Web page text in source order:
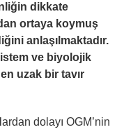
dikkate
ortaya koymuş
anlaşılmaktadır.
ve biyolojik
uzak bir tavır
dolayı OGM’nin